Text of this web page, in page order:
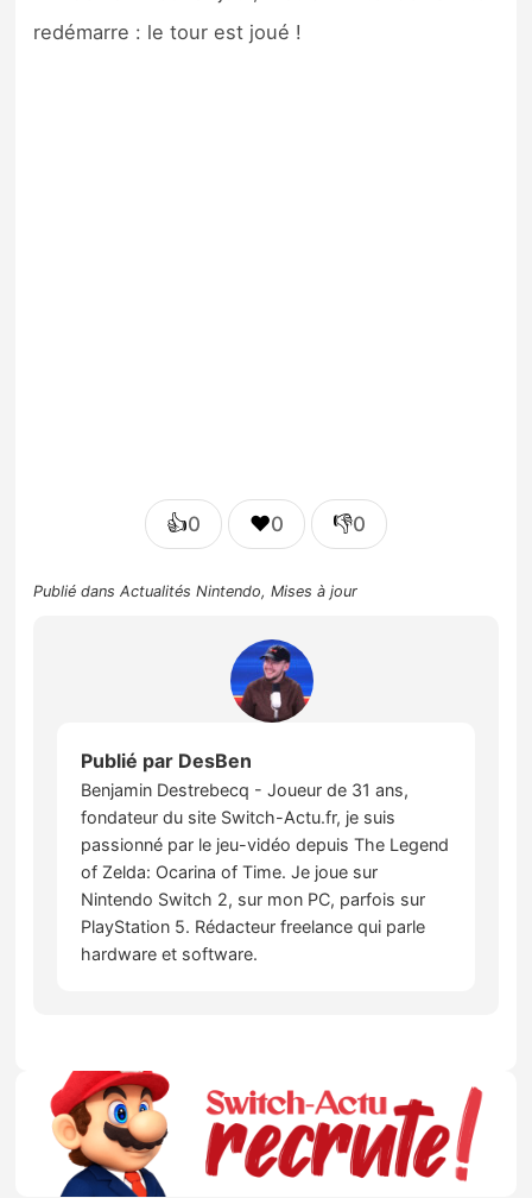
redémarre : le tour est joué !
👍0 ❤️0 👎0
Publié dansActualités Nintendo,Mises à jour
Publié par DesBen
Benjamin Destrebecq - Joueur de 31 ans,
fondateur du site Switch-Actu.fr, je suis
passionné par le jeu-vidéo depuis The Legend
of Zelda: Ocarina of Time. Je joue sur
Nintendo Switch 2, sur mon PC, parfois sur
PlayStation 5. Rédacteur freelance qui parle
hardware et software.